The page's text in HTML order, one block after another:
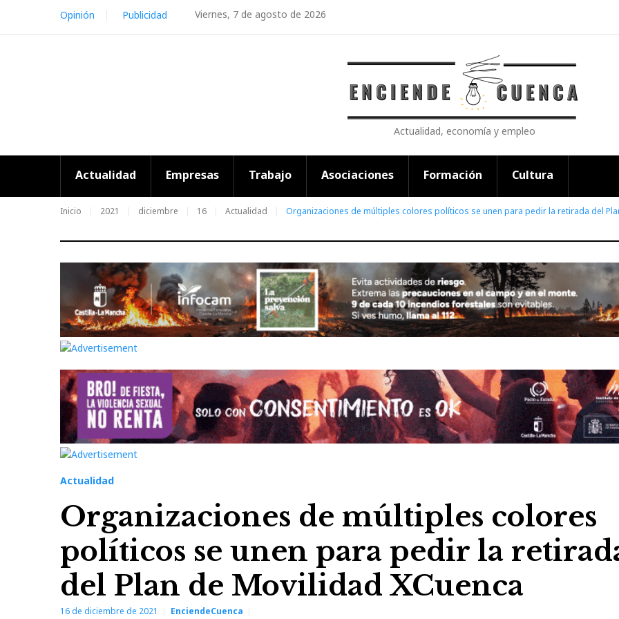
content
Viernes, 7 de agosto de 2026
Opinión Publicidad
Actualidad, economía y empleo
Actualidad Empresas Trabajo Asociaciones Formación Cultura
Inicio 2021 diciembre 16 Actualidad Organizaciones de múltiples colores políticos se unen para pedir la retirada del
Actualidad
Organizaciones de múltiples colores
políticos se unen para pedir la
del Plan de Movilidad XCuenca
16 de diciembre de 2021 EnciendeCuenca